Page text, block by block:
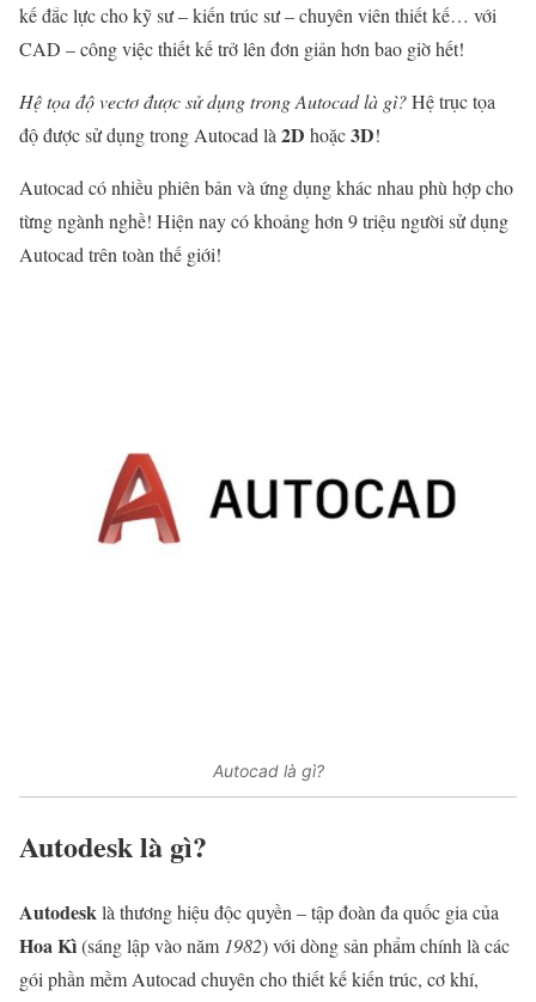
kế đắc lực cho kỹ sư – kiến trúc sư – chuyên viên thiết kế… với
CAD – công việc thiết kế trở lên đơn giản hơn bao giờ hết!
Hệ tọa độ vectơ được sử dụng trong Autocad là gì?Hệ trục tọa
độ được sử dụng trong Autocad là 2D hoặc3D!
Autocad có nhiều phiên bản và ứng dụng khác nhau phù hợp cho
từng ngành nghề! Hiện nay có khoảng hơn 9 triệu người sử dụng
Autocad trên toàn thế giới!
Autocad là gì?
Autodesk là gì?
Autodesk là thương hiệu độc quyền – tập đoàn đa quốc gia của
Hoa Kì(sáng lập vào năm 1982) với dòng sản phẩm chính là các
gói phần mềm Autocad chuyên cho thiết kế kiến trúc, cơ khí,